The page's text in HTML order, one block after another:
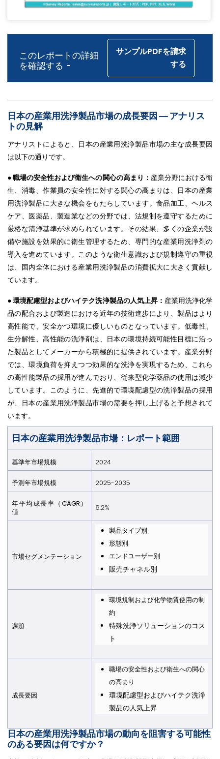
このレポートの詳細
を確認する -
サンプルPDFを請求
する
日本の産業用洗浄製品市場の成長要因 ― アナリス
トの見解
アナリストによると、日本の産業用洗浄製品市場の主な成長要因
は以下の通りです。
● 職場の安全性および衛生への関心の高まり： 産業分野における衛
生、消毒、作業員の安全性に対する関心の高まりは、日本の産業
用洗浄製品に大きな機会をもたらしています。食品加工、ヘルス
ケア、医薬品、製造業などの分野では、法規制を遵守するために
厳格な清浄基準が求められています。その結果、多くの企業が設
備や施設を効果的に衛生管理するため、専門的な産業用洗浄剤の
導入を進めています。このような衛生意識および規制遵守の重視
は、国内全体における産業用洗浄製品の消費拡大に大きく貢献し
ています。
● 環境配慮型およびハイテク洗浄製品の人気上昇： 産業用洗浄化学
品の配合および製造における近年の技術進歩により、製品はより
高性能で、安全かつ環境に優しいものとなっています。低毒性、
生分解性、高性能の洗浄剤は、日本の環境持続可能性目標に沿っ
た製品としてメーカーから積極的に提供されています。産業分野
では、環境負荷を抑えつつ効果的な洗浄を実現するため、これら
の高性能製品の採用が進んでおり、従来型化学薬品の使用は減少
しています。このように、先進的で環境配慮型の洗浄製品の採用
が、日本の産業用洗浄製品市場の需要を押し上げると予想されて
います。
日本の産業用洗浄製品市場：レポート範囲
基準年市場規模 2024
予測年市場規模 2025-2035
年平均成長率（CAGR）
値
6.2%
市場セグメンテーション
製品タイプ別
形態別
エンドユーザー別
販売チャネル別
課題
環境規制および化学物質使用の制
約
特殊洗浄ソリューションのコス
ト
成長要因
職場の安全性および衛生への関心
の高まり
環境配慮型およびハイテク洗浄
製品の人気上昇
日本の産業用洗浄製品市場の動向を阻害する可能性
のある要因は何ですか？